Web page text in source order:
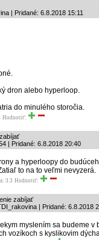
| Pridané: 6.8.2018 15:11
dron alebo hyperloop.
do minulého storočia.
Hodnotiť:
| Pridané: 6.8.2018 20:40
a hyperloopy do
to na to veľmi nevyzerá.
3.3 Hodnotiť:
zabíjať
| Pridané: 6.8.2018
myslením sa budeme v
vozíkoch s kyslikovim